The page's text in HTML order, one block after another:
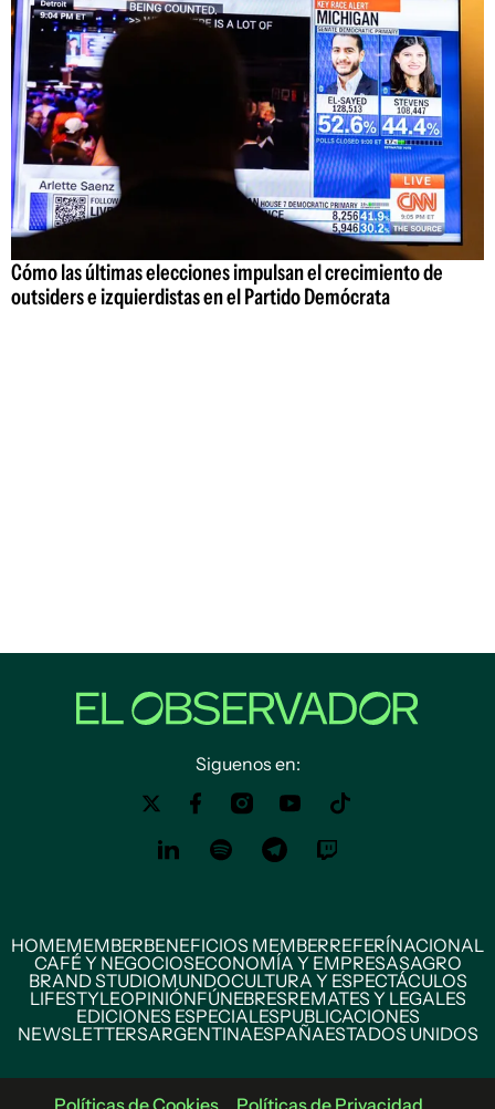
Cómo las últimas elecciones impulsan el crecimiento de
outsiders e izquierdistas en el Partido Demócrata
Siguenos en:
HOMEMEMBERBENEFICIOS MEMBERREFERÍNACIONAL
CAFÉ Y NEGOCIOSECONOMÍA Y EMPRESASAGRO
BRAND STUDIOMUNDOCULTURA Y ESPECTÁCULOS
LIFESTYLEOPINIÓNFÚNEBRESREMATES Y LEGALES
EDICIONES ESPECIALESPUBLICACIONES
NEWSLETTERSARGENTINAESPAÑAESTADOS UNIDOS